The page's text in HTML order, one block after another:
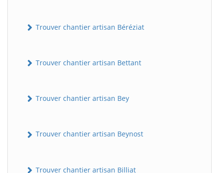
Trouver chantier artisan Béréziat
Trouver chantier artisan Bettant
Trouver chantier artisan Bey
Trouver chantier artisan Beynost
Trouver chantier artisan Billiat